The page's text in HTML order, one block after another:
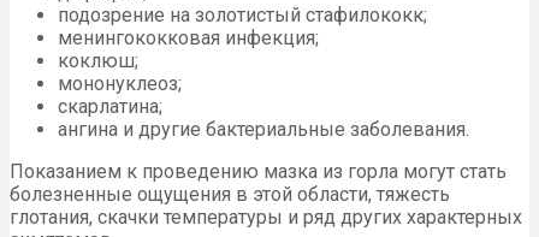
подозрение на золотистый стафилококк;
менингококковая инфекция;
коклюш;
мононуклеоз;
скарлатина;
ангина и другие бактериальные заболевания.
Показанием к проведению мазка из горла могут стать
болезненные ощущения в этой области, тяжесть
глотания, скачки температуры и ряд других характерных